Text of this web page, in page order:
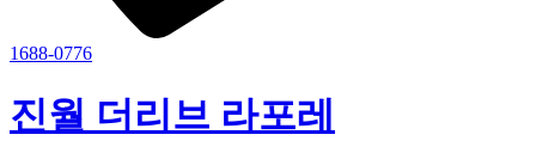
1688-0776
진월 더리브 라포레